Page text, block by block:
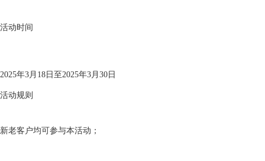
活动时间
2025年3月18日至2025年3月30日
活动规则
新老客户均可参与本活动；